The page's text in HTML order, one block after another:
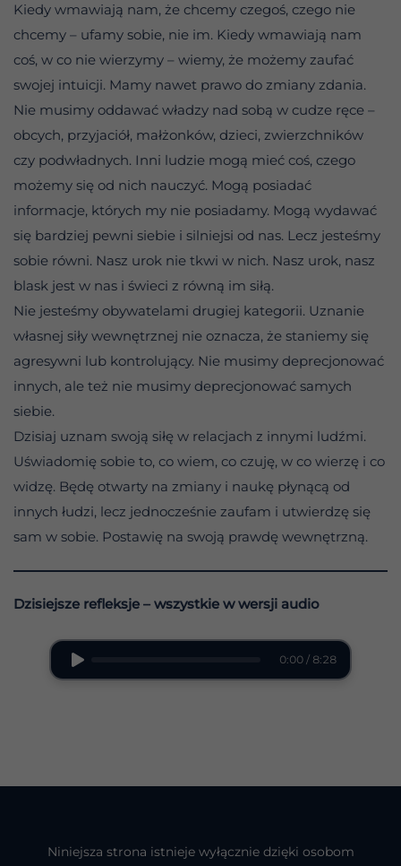
Kiedy wmawiają nam, że chcemy czegoś, czego nie
chcemy – ufamy sobie, nie im. Kiedy wmawiają nam
coś, w co nie wierzymy – wiemy, że możemy zaufać
swojej intuicji. Mamy nawet prawo do zmiany zdania.
Nie musimy oddawać władzy nad sobą w cudze ręce –
obcych, przyjaciół, małżonków, dzieci, zwierzchników
czy podwładnych. Inni ludzie mogą mieć coś, czego
możemy się od nich nauczyć. Mogą posiadać
informacje, których my nie posiadamy. Mogą wydawać
się bardziej pewni siebie i silniejsi od nas. Lecz jesteśmy
sobie równi. Nasz urok nie tkwi w nich. Nasz urok, nasz
blask jest w nas i świeci z równą im siłą.
Nie jesteśmy obywatelami drugiej kategorii. Uznanie
własnej siły wewnętrznej nie oznacza, że staniemy się
agresywni lub kontrolujący. Nie musimy deprecjonować
innych, ale też nie musimy deprecjonować samych
siebie.
Dzisiaj uznam swoją siłę w relacjach z innymi ludźmi.
Uświadomię sobie to, co wiem, co czuję, w co wierzę i co
widzę. Będę otwarty na zmiany i naukę płynącą od
innych łudzi, lecz jednocześnie zaufam i utwierdzę się
sam w sobie. Postawię na swoją prawdę wewnętrzną.
Dzisiejsze refleksje – wszystkie w wersji audio
0:00 / 8:28
Niniejsza strona istnieje wyłącznie dzięki osobom